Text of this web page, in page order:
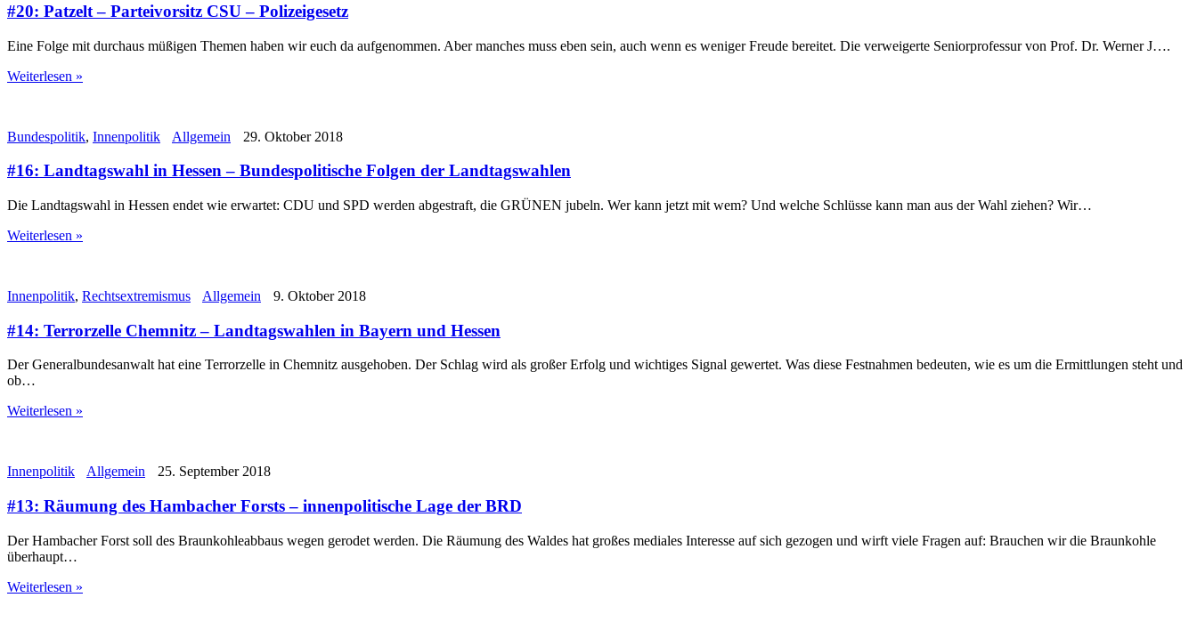
#20: Patzelt – Parteivorsitz CSU – Polizeigesetz
Eine Folge mit durchaus müßigen Themen haben wir euch da aufgenommen. Aber manches muss eben sein, auch wenn es weniger Freude bereitet. Die verweigerte Seniorprofessur von Prof. Dr. Werner J….
Weiterlesen »
Bundespolitik, Innenpolitik Allgemein 29. Oktober 2018
#16: Landtagswahl in Hessen – Bundespolitische Folgen der Landtagswahlen
Die Landtagswahl in Hessen endet wie erwartet: CDU und SPD werden abgestraft, die GRÜNEN jubeln. Wer kann jetzt mit wem? Und welche Schlüsse kann man aus der Wahl ziehen? Wir…
Weiterlesen »
Innenpolitik, Rechtsextremismus Allgemein 9. Oktober 2018
#14: Terrorzelle Chemnitz – Landtagswahlen in Bayern und Hessen
Der Generalbundesanwalt hat eine Terrorzelle in Chemnitz ausgehoben. Der Schlag wird als großer Erfolg und wichtiges Signal gewertet. Was diese Festnahmen bedeuten, wie es um die Ermittlungen steht und
ob…
Weiterlesen »
Innenpolitik Allgemein 25. September 2018
#13: Räumung des Hambacher Forsts – innenpolitische Lage der BRD
Der Hambacher Forst soll des Braunkohleabbaus wegen gerodet werden. Die Räumung des Waldes hat großes mediales Interesse auf sich gezogen und wirft viele Fragen auf: Brauchen wir die Braunkohle
überhaupt…
Weiterlesen »